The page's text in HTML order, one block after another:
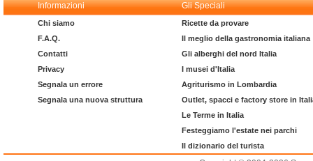
Informazioni Gli Speciali
Chi siamo
F.A.Q.
Contatti
Privacy
Segnala un errore
Segnala una nuova struttura
Ricette da provare
Il meglio della gastronomia italiana
Gli alberghi del nord Italia
I musei d'Italia
Agriturismo in Lombardia
Outlet, spacci e factory store in
Le Terme in Italia
Festeggiamo l'estate nei parchi
Il dizionario del turista